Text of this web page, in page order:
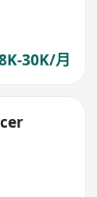
30K/月